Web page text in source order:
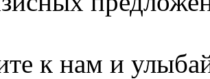
к нам и